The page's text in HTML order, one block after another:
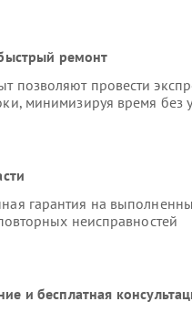
ремонт
провести
минимизируя время без
гарантия на
неисправностей
и бесплатная